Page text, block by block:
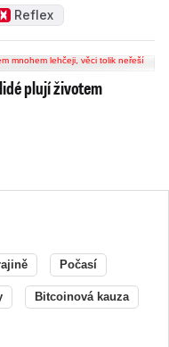
Reflex
plují životem
Počasí
Bitcoinová kauza